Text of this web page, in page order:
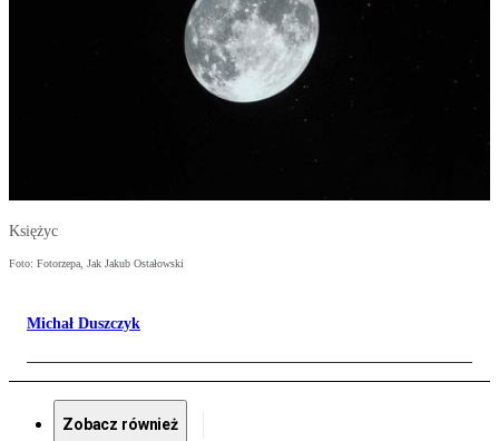
Księżyc
Foto: Fotorzepa, Jak Jakub Ostałowski
Michał Duszczyk
Zobacz również